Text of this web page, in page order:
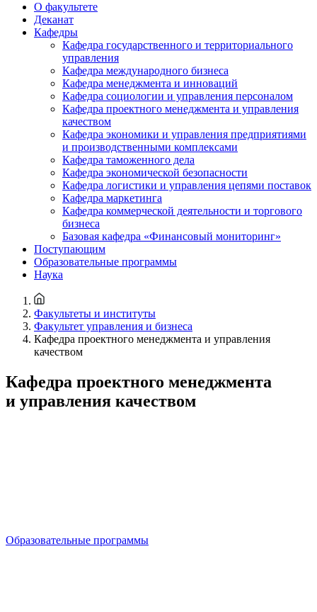
О факультете
Деканат
Кафедры
Кафедра государственного и территориального
управления
Кафедра международного бизнеса
Кафедра менеджмента и инноваций
Кафедра социологии и управления персоналом
Кафедра проектного менеджмента и управления
качеством
Кафедра экономики и управления предприятиями
и производственными комплексами
Кафедра таможенного дела
Кафедра экономической безопасности
Кафедра логистики и управления цепями поставок
Кафедра маркетинга
Кафедра коммерческой деятельности и торгового
бизнеса
Базовая кафедра «Финансовый мониторинг»
Поступающим
Образовательные программы
Наука
Факультеты и институты
Факультет управления и бизнеса
Кафедра проектного менеджмента и управления
качеством
Кафедра проектного менеджмента
и управления качеством
Образовательные программы